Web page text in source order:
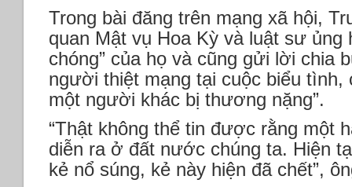
Trong bài đăng trên mạng xã hội,
quan Mật vụ Hoa Kỳ và luật sư ủng
chóng” của họ và cũng gửi lời chia
người thiệt mạng tại cuộc biểu tình,
một người khác bị thương nặng”.
“Thật không thể tin được rằng một
diễn ra ở đất nước chúng ta. Hiện
kẻ nổ súng, kẻ này hiện đã chết”,